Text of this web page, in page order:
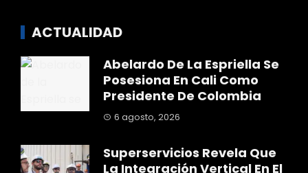
ACTUALIDAD
Abelardo De La Espriella Se
Posesiona En Cali Como
Presidente De Colombia
6 agosto, 2026
Superservicios Revela Que
La Integración Vertical En El